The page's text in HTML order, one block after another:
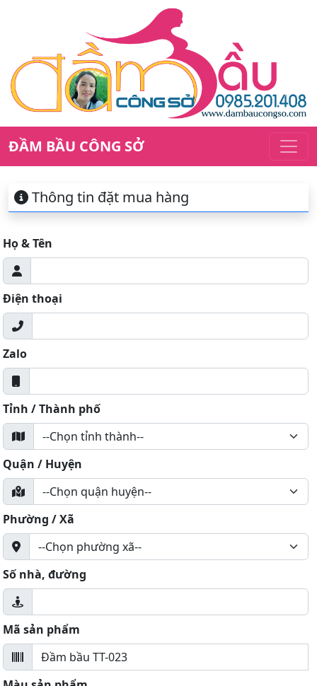
ĐẦM BẦU CÔNG SỞ
Thông tin đặt mua hàng
Họ & Tên
Điện thoại
Zalo
Tỉnh / Thành phố
Quận / Huyện
Phường / Xã
Số nhà, đường
Mã sản phẩm